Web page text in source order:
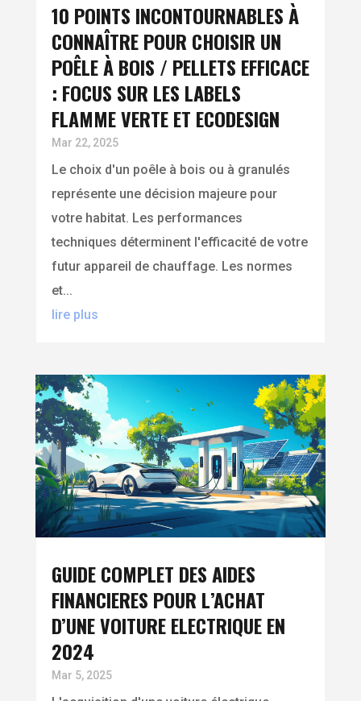
10 POINTS INCONTOURNABLES À
CONNAÎTRE POUR CHOISIR UN
POÊLE À BOIS / PELLETS EFFICACE
: FOCUS SUR LES LABELS
FLAMME VERTE ET ECODESIGN
Mar 22, 2025
Le choix d'un poêle à bois ou à granulés
représente une décision majeure pour
votre habitat. Les performances
techniques déterminent l'efficacité de votre
futur appareil de chauffage. Les normes
et...
lire plus
GUIDE COMPLET DES AIDES
FINANCIERES POUR L’ACHAT
D’UNE VOITURE ELECTRIQUE EN
2024
Mar 5, 2025